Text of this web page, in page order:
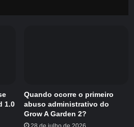
é R’hyrrgar’s Peak
Eurogamer/Envar
1.0
Quando ocorre o primeiro
abuso administrativo do
Grow A Garden 2?